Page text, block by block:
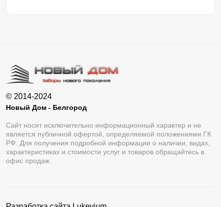
© 2014-2024
Новый Дом - Белгород
Сайт носит исключительно информационный характер и не
является публичной офертой, определяемой положениями ГК
РФ. Для получения подробной информации о наличии, видах,
характеристиках и стоимости услуг и товаров обращайтесь в
офис продаж.